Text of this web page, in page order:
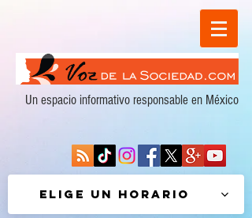
Un espacio informativo responsable en México
Elige un horario